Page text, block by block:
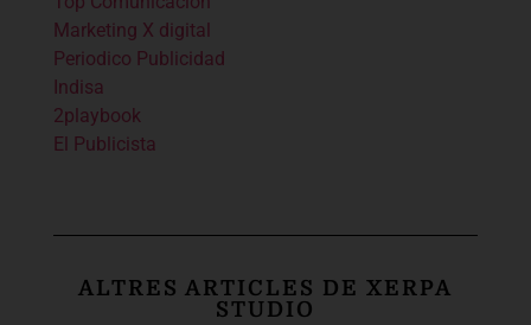
Marketing X digital
Periodico Publicidad
Indisa
2playbook
El Publicista
ALTRES ARTICLES DE XERPA
STUDIO